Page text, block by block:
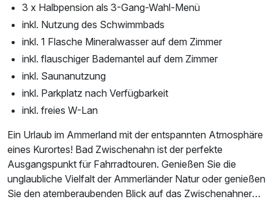
3 x Halbpension als 3-Gang-Wahl-Menü
inkl. Nutzung des Schwimmbads
inkl. 1 Flasche Mineralwasser auf dem Zimmer
inkl. flauschiger Bademantel auf dem Zimmer
inkl. Saunanutzung
inkl. Parkplatz nach Verfügbarkeit
inkl. freies W-Lan
Ein Urlaub im Ammerland mit der entspannten Atmosphäre
eines Kurortes! Bad Zwischenahn ist der perfekte
Ausgangspunkt für Fahrradtouren. Genießen Sie die
unglaubliche Vielfalt der Ammerländer Natur oder genießen
Sie den atemberaubenden Blick auf das Zwischenahner